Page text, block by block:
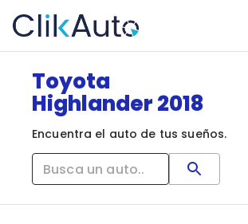
Toyota
Highlander 2018
Encuentra el auto de tus sueños.